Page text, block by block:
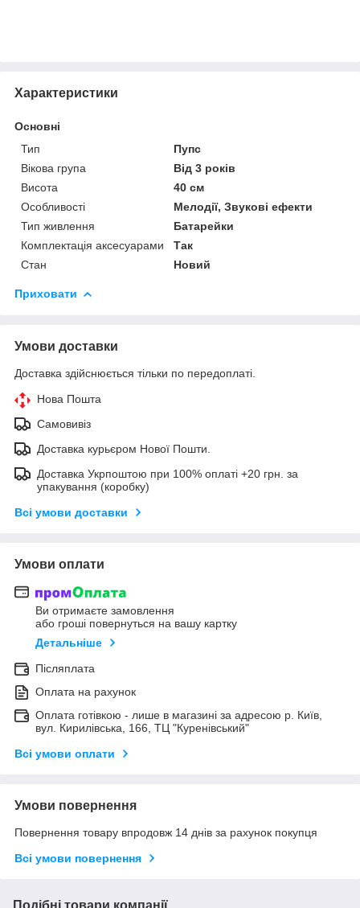
Характеристики
Основні
Тип
Пупс
Вікова група
Від 3 років
Висота
40 см
Особливості
Мелодії, Звукові ефекти
Тип живлення
Батарейки
Комплектація аксесуарами
Так
Стан
Новий
Приховати
Умови доставки
Доставка здійснюється тільки по передоплаті.
Нова Пошта
Самовивіз
Доставка курьєром Нової Пошти.
Доставка Укрпоштою при 100% оплаті +20 грн. за
упакування (коробку)
Всі умови доставки
Умови оплати
Ви отримаєте замовлення
або гроші повернуться на вашу картку
Детальніше
Післяплата
Оплата на рахунок
Оплата готівкою - лише в магазині за адресою р. Київ,
вул. Кирилівська, 166, ТЦ "Куренівський"
Всі умови оплати
Умови повернення
Повернення товару впродовж 14 днів за рахунок покупця
Всі умови повернення